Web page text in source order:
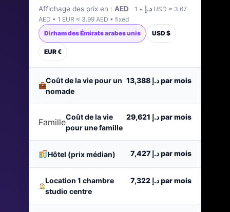
Affichage des prix en : AED د.إ
• 1 USD ≈ 3.67
AED • 1 EUR ≈ 3.99 AED • fixed
Dirham des Émirats arabes unis
USD $
EUR €
Coût de la vie pour un
nomade
د.إ 13,388par mois
Famille
Coût de la vie
pour une famille
د.إ 29,621par mois
Hôtel (prix médian) د.إ 7,427par mois
Location 1 chambre
studio centre
د.إ 7,322par mois